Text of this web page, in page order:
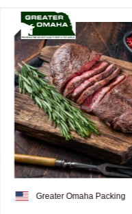
Greater Omaha Packing